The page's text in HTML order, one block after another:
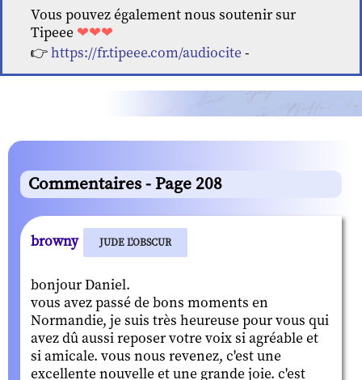
Vous pouvez également nous soutenir sur
Tipeee ❤❤❤
👉https://fr.tipeee.com/audiocite -
Commentaires - Page 208
browny JUDE L'OBSCUR
bonjour Daniel.
vous avez passé de bons moments en
Normandie, je suis très heureuse pour vous qui
avez dû aussi reposer votre voix si agréable et
si amicale. vous nous revenez, c'est une
excellente nouvelle et une grande joie. c'est